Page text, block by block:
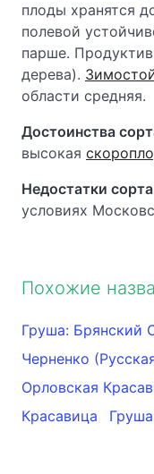
плоды хранятся
полевой
парше.
дерева).
области средняя.
Достоинства
высокая
Недостатки сорта
условиях
Похожие
Груша: Брянский
Черненко
Орловская
Красавица